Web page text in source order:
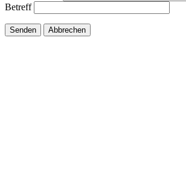
Betreff
Senden Abbrechen